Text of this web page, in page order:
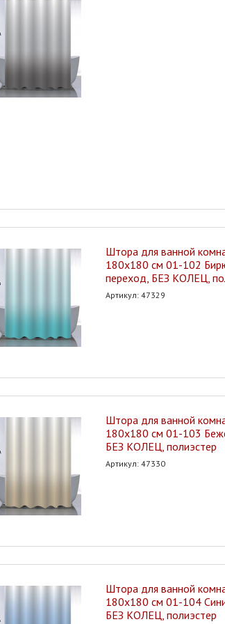
Штора для ванной
180х180 см 01-102
переход, БЕЗ КОЛЕЦ,
Артикул: 47329
Штора для ванной
180х180 см 01-103
БЕЗ КОЛЕЦ, полиэстер
Артикул: 47330
Штора для ванной
180х180 см 01-104
БЕЗ КОЛЕЦ, полиэстер